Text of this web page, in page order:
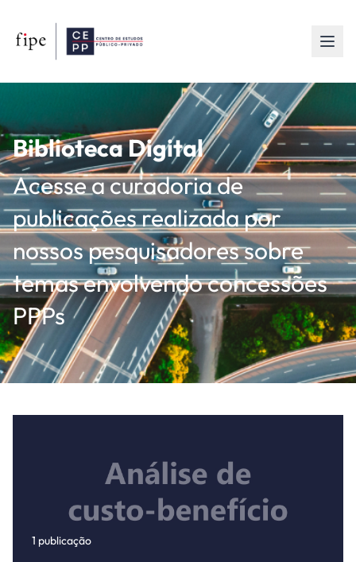
Biblioteca Digital
Acesse a curadoria de
publicações realizada por
nossos pesquisadores sobre
temas envolvendo concessões
PPPs
1 publicação